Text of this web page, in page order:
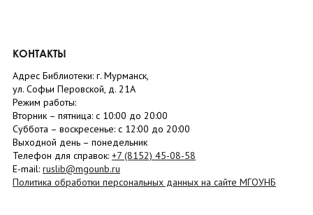
КОНТАКТЫ
Адрес Библиотеки: г. Мурманск,
ул. Софьи Перовской, д. 21А
Режим работы:
Вторник – пятница: с 10:00 до 20:00
Суббота – воскресенье: c 12:00 до 20:00
Выходной день – понедельник
Телефон для справок: +7 (8152) 45-08-58
E-mail: ruslib@mgounb.ru
Политика обработки персональных данных на сайте МГОУНБ